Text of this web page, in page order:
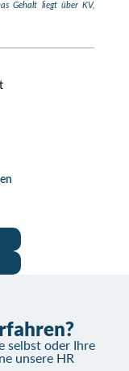
Gehalt liegt über KV,
selbst oder Ihre
unsere HR